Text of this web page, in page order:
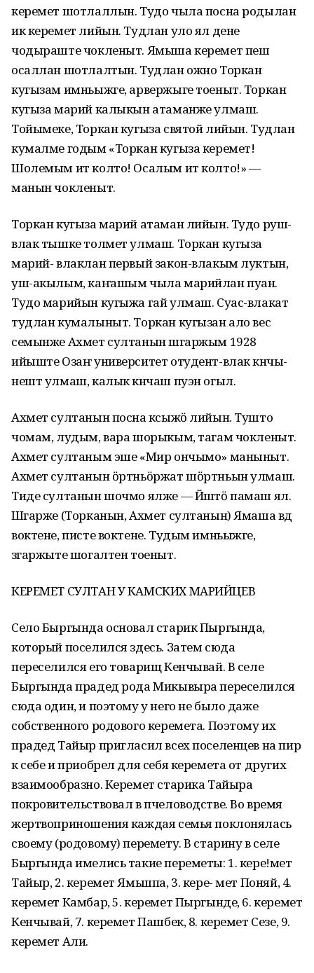
керемет шотлаллын. Тудо чыла посна родылан
ик керемет лийын. Тудлан уло ял дене
чодыраште чокленыт. Ямыша керемет пеш
осаллан шотлалтын. Тудлан ожно Торкан
кугызам имньыжге, арвержыге тоеныт. Торкан
кугыза марий калыкын атаманже улмаш.
Тойымеке, Торкан кугыза святой лийын. Тудлан
кумалме годым «Торкан кугыза керемет!
Шолемым ит колто! Осалым ит колто!» —
манын чокленыт.
Торкан кугыза марий атаман лийын. Тудо руш-
влак тышке толмет улмаш. Торкан кугыза
марий- влаклан первый закон-влакым луктын,
уш-акылым, каҥашым чыла марийлан пуан.
Тудо марийын кугыжа гай улмаш. Суас-влакат
тудлан кумалыныт. Торкан кугызан ало вес
семынже Ахмет султанын шӱгаржым 1928
ийыште Озаҥ университет отудент-влак кӱнчы-
нешт улмаш, калык кӱнчаш пуэн огыл.
Ахмет султанын посна кӱсыжӧ лийын. Тушто
чомам, лудым, вара шорыкым, тагам чокленыт.
Ахмет султаным эше «Мир ончымо» маныныт.
Ахмет султанын ӧртньӧржат шӧртньын улмаш.
Тиде султанын шочмо ялже — Йӱштӧ памаш ял.
Шӱгарже (Торканын, Ахмет султанын) Ямаша вӱд
воктене, писте воктене. Тудым имньыжге,
ӱзгаржыте шогалтен тоеныт.
КЕРЕМЕТ СУЛТАН У КАМСКИХ МАРИЙЦЕВ
Село Быргында основал старик Пыргында,
который поселился здесь. Затем сюда
переселился его товарищ Кенчывай. В селе
Быргында прадед рода Микывыра переселился
сюда один, и поэтому у него не было даже
собственного родового керемета. Поэтому их
прадед Тайыр пригласил всех поселенцев на пир
к себе и приобрел для себя керемета от других
взаимообразно. Керемет старика Тайыра
покровительствовал в пчеловодстве. Во время
жертвоприношения каждая семья поклонялась
своему (родовому) перемету. В старину в селе
Быргында имелись такие переметы: 1. кере!мет
Тайыр, 2. керемет Ямьшпа, 3. кере- мет Поняй, 4.
керемет Камбар, 5. керемет Пыргынде, 6. керемет
Кенчывай, 7. керемет Пашбек, 8. керемет Сезе, 9.
керемет Али.